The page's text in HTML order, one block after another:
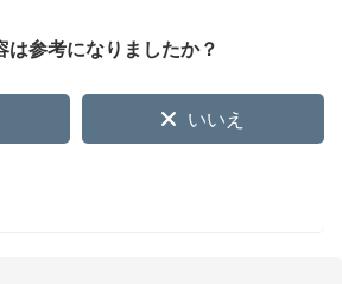
は参考になりましたか？
いいえ